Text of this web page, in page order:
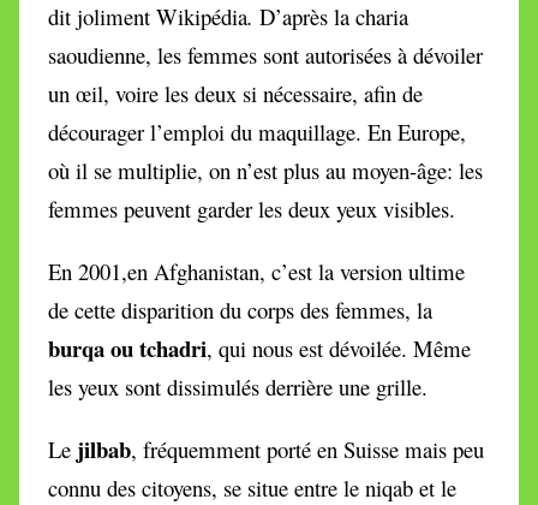
dit joliment Wikipédia. D’après la charia
saoudienne, les femmes sont autorisées à dévoiler
un œil, voire les deux si nécessaire, afin de
décourager l’emploi du maquillage. En Europe,
où il se multiplie, on n’est plus au moyen-âge: les
femmes peuvent garder les deux yeux visibles.
En 2001,en Afghanistan, c’est la version ultime
de cette disparition du corps des femmes, la
burqa ou tchadri, qui nous est dévoilée. Même
les yeux sont dissimulés derrière une grille.
Le jilbab, fréquemment porté en Suisse mais peu
connu des citoyens, se situe entre le niqab et le